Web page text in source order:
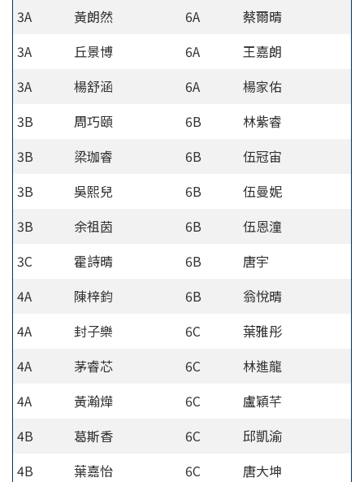
3A
黃朗然 6A
蔡爾晴
3A
丘景博 6A
王嘉朗
3A
楊舒涵 6A
楊家佑
3B
周巧頤 6B
林紫睿
3B
梁珈睿 6B
伍冠宙
3B
吳熙兒 6B
伍曼妮
3B
余祖茵 6B
伍恩潼
3C
霍詩晴 6B
唐宇
4A
陳梓鈞 6B
翁悅晴
4A
封子樂 6C
葉雅彤
4A
茅睿芯 6C
林進龍
4A
黃瀚燁 6C
盧穎芊
4B
葛斯香 6C
邱凱渝
4B
葉嘉怡 6C
唐大坤